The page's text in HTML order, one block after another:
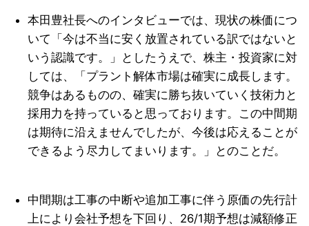
本田豊社長へのインタビューでは、現状の株価につ
いて「今は不当に安く放置されている訳ではないと
いう認識です。」としたうえで、株主・投資家に対
しては、「プラント解体市場は確実に成長します。
競争はあるものの、確実に勝ち抜いていく技術力と
採用力を持っていると思っております。この中間期
は期待に沿えませんでしたが、今後は応えることが
できるよう尽力してまいります。」とのことだ。
中間期は工事の中断や追加工事に伴う原価の先行計
上により会社予想を下回り、26/1期予想は減額修正